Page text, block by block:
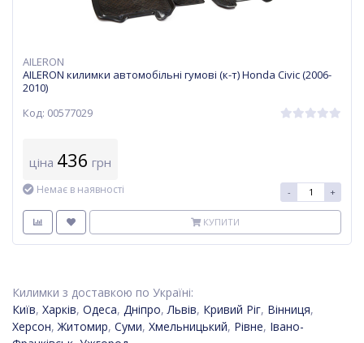
AILERON
AILERON килимки автомобільні гумові (к-т) Honda Civic (2006-
2010)
Код: 00577029
ціна 436 грн
Немає в наявності - +
КУПИТИ
Килимки з доставкою по Україні:
Київ, Харків, Одеса, Дніпро,Львів, Кривий Ріг, Вінниця,
Херсон,Житомир, Суми, Хмельницький, Рівне, Івано-